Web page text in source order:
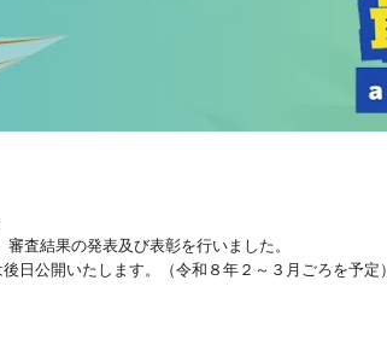
査結果の発表及び表彰を行いました。
日公開いたします。（令和８年２～３月ごろを予定）